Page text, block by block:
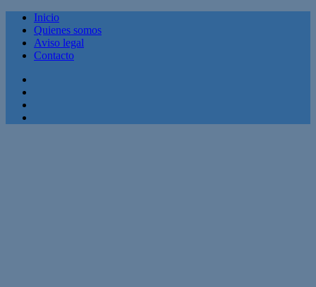
Inicio
Quienes somos
Aviso legal
Contacto